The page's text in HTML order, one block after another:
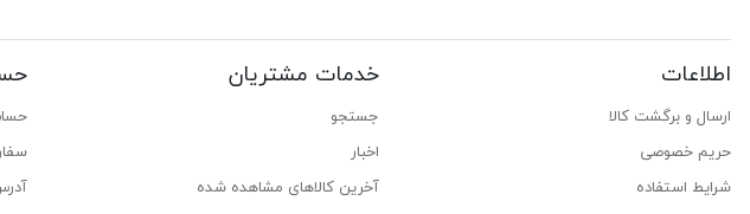
اطلاعات
ارسال و برگشت کالا
حریم خصوصی
شرایط استفاده
خدمات مشتریان
جستجو
اخبار
آخرین کالاهای مشاهده شده